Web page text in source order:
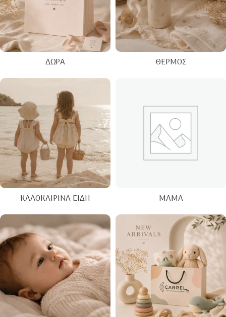
ΔΏΡΑ ΘΕΡΜΌΣ
ΚΑΛΟΚΑΙΡΙΝΑ ΕΊΔΗ ΜΑΜΆ